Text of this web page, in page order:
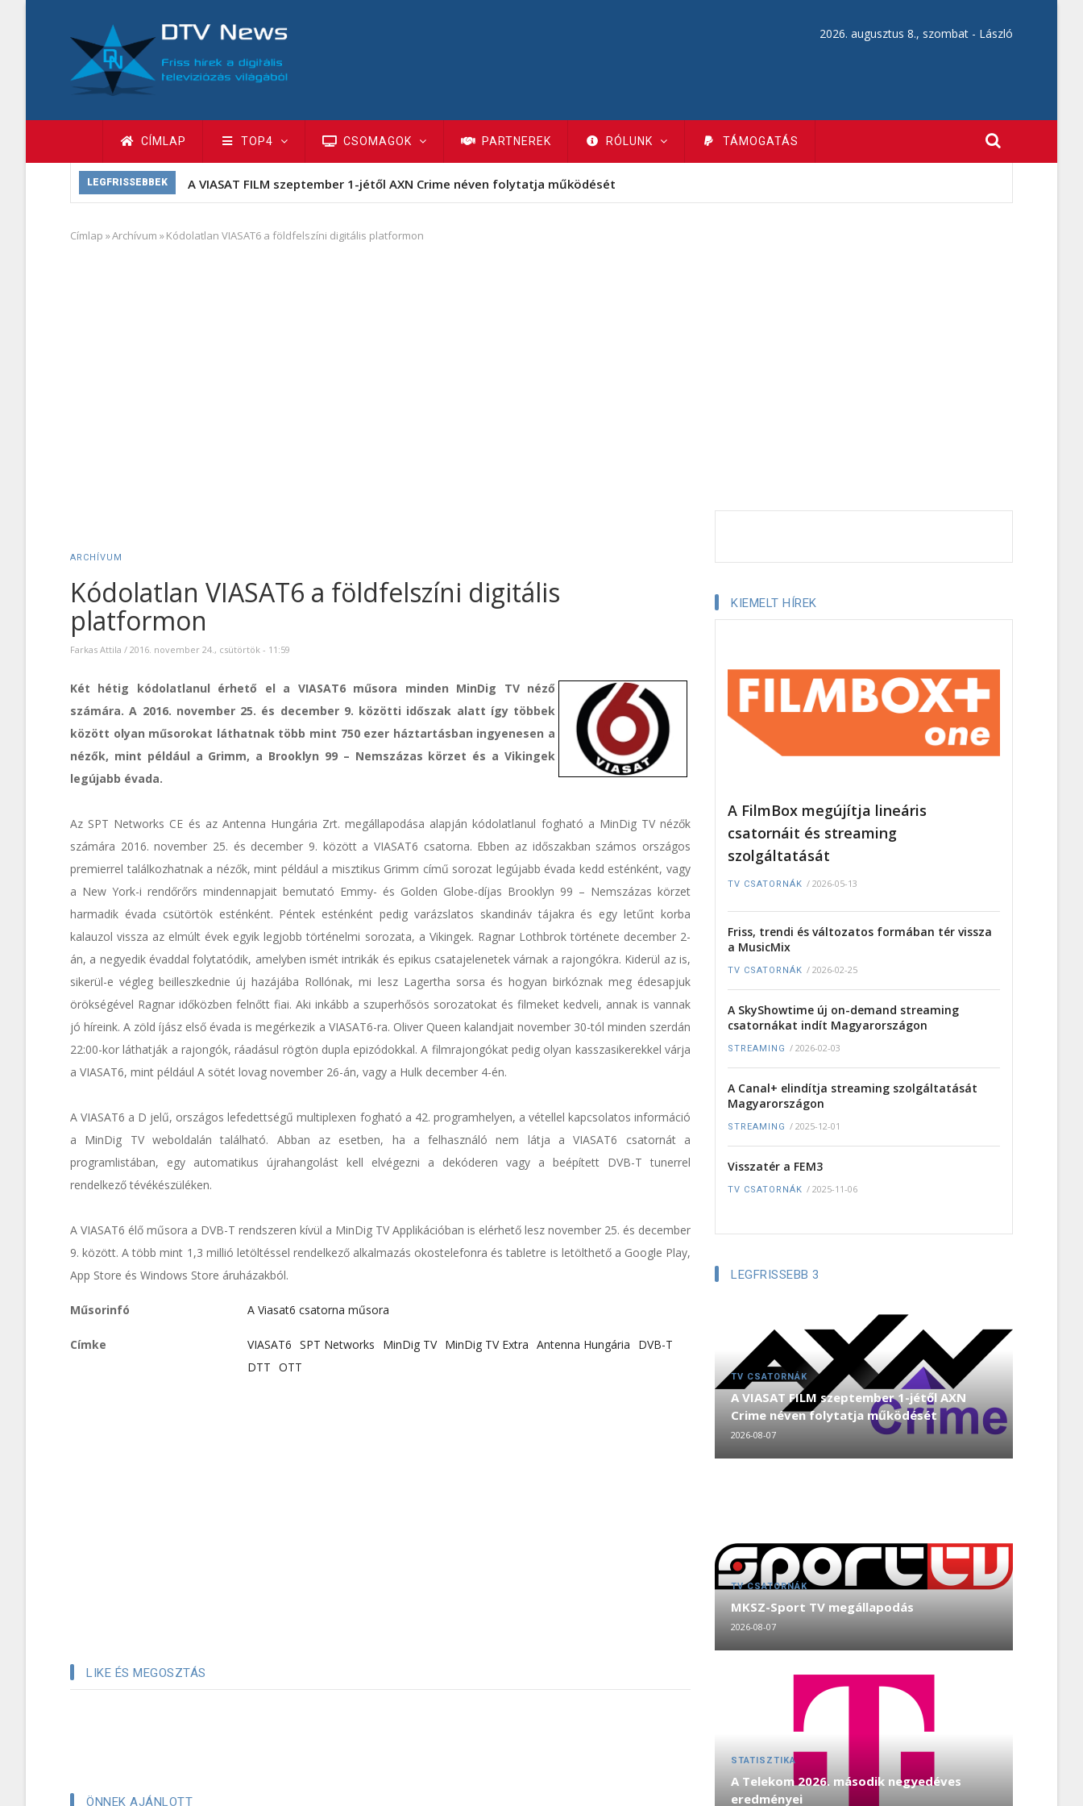
tartalomra
2026. augusztus 8., szombat - László
Fő
navigáció
CÍMLAP TOP4 CSOMAGOK PARTNEREK RÓLUNK TÁMOGATÁS
LEGFRISSEBBEK A VIASAT FILM szeptember 1-jétől AXN Crime néven folytatja működését
Morzsa
Címlap »Archívum »Kódolatlan VIASAT6 a földfelszíni digitális platformon
ARCHÍVUM
Kódolatlan VIASAT6 a földfelszíni digitális
platformon
Farkas Attila / 2016. november 24., csütörtök - 11:59
Két hétig kódolatlanul érhető el a VIASAT6 műsora minden MinDig TV néző
számára. A 2016. november 25. és december 9. közötti időszak alatt így többek
között olyan műsorokat láthatnak több mint 750 ezer háztartásban ingyenesen a
nézők, mint például a Grimm, a Brooklyn 99 – Nemszázas körzet és a Vikingek
legújabb évada.
Az SPT Networks CE és az Antenna Hungária Zrt. megállapodása alapján kódolatlanul fogható a MinDig TV nézők
számára 2016. november 25. és december 9. között a VIASAT6 csatorna. Ebben az időszakban számos országos
premierrel találkozhatnak a nézők, mint például a misztikus Grimm című sorozat legújabb évada kedd esténként, vagy
a New York-i rendőrőrs mindennapjait bemutató Emmy- és Golden Globe-díjas Brooklyn 99 – Nemszázas körzet
harmadik évada csütörtök esténként. Péntek esténként pedig varázslatos skandináv tájakra és egy letűnt korba
kalauzol vissza az elmúlt évek egyik legjobb történelmi sorozata, a Vikingek. Ragnar Lothbrok története december 2-
án, a negyedik évaddal folytatódik, amelyben ismét intrikák és epikus csatajelenetek várnak a rajongókra. Kiderül az is,
sikerül-e végleg beilleszkednie új hazájába Rollónak, mi lesz Lagertha sorsa és hogyan birkóznak meg édesapjuk
örökségével Ragnar időközben felnőtt fiai. Aki inkább a szuperhősös sorozatokat és filmeket kedveli, annak is vannak
jó híreink. A zöld íjász első évada is megérkezik a VIASAT6-ra. Oliver Queen kalandjait november 30-tól minden szerdán
22:00-kor láthatják a rajongók, ráadásul rögtön dupla epizódokkal. A filmrajongókat pedig olyan kasszasikerekkel várja
a VIASAT6, mint például A sötét lovag november 26-án, vagy a Hulk december 4-én.
A VIASAT6 a D jelű, országos lefedettségű multiplexen fogható a 42. programhelyen, a vétellel kapcsolatos információ
a MinDig TV weboldalán található. Abban az esetben, ha a felhasználó nem látja a VIASAT6 csatornát a
programlistában, egy automatikus újrahangolást kell elvégezni a dekóderen vagy a beépített DVB-T tunerrel
rendelkező tévékészüléken.
A VIASAT6 élő műsora a DVB-T rendszeren kívül a MinDig TV Applikációban is elérhető lesz november 25. és december
9. között. A több mint 1,3 millió letöltéssel rendelkező alkalmazás okostelefonra és tabletre is letölthető a Google Play,
App Store és Windows Store áruházakból.
Műsorinfó A Viasat6 csatorna műsora
Címke VIASAT6 SPT Networks MinDig TV MinDig TV Extra Antenna Hungária
DVB-T
DTT OTT
LIKE ÉS MEGOSZTÁS
ÖNNEK AJÁNLOTT
KIEMELT HÍREK
A FilmBox megújítja lineáris
csatornáit és streaming
szolgáltatását
TV CSATORNÁK / 2026-05-13
Friss, trendi és változatos formában tér vissza
a MusicMix
TV CSATORNÁK / 2026-02-25
A SkyShowtime új on-demand streaming
csatornákat indít Magyarországon
STREAMING / 2026-02-03
A Canal+ elindítja streaming szolgáltatását
Magyarországon
STREAMING / 2025-12-01
Visszatér a FEM3
TV CSATORNÁK / 2025-11-06
LEGFRISSEBB 3
TV CSATORNÁK
A VIASAT FILM szeptember 1-jétől AXN
Crime néven folytatja működését
2026-08-07
TV CSATORNÁK
MKSZ-Sport TV megállapodás
2026-08-07
STATISZTIKA
A Telekom 2026. második negyedéves
eredményei